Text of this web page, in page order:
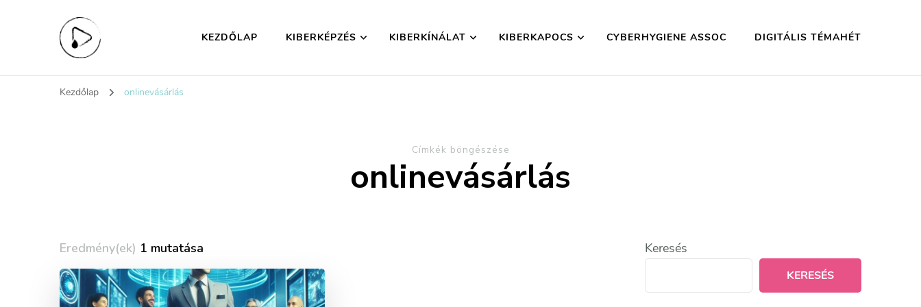
KiberHigiénia Egyesület
KEZDŐLAP KIBERKÉPZÉS KIBERKÍNÁLAT KIBERKAPOCS CYBERHYGIENE ASSOC DIGITÁLIS TÉMAHÉT
Kezdőlap onlinevásárlás
Címkék böngészése
onlinevásárlás
Eredmény(ek) 1 mutatása Keresés
KERESÉS